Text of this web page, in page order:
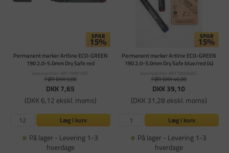
Permanent marker Artline ECO-GREEN
190 2.0-5.0mm Dry Safe red
Varenummer: ART190010EC
FØR DKK 9,00
DKK 7,65
(DKK 6,12 ekskl. moms)
Læg i kurv
På lager - Levering 1-3
hverdage
Permanent marker Artline ECO-GREEN
190 2.0-5.0mm Dry Safe blue/red (4)
Varenummer: ART190099EC
FØR DKK 46,00
DKK 39,10
(DKK 31,28 ekskl. moms)
Læg i kurv
På lager - Levering 1-3
hverdage